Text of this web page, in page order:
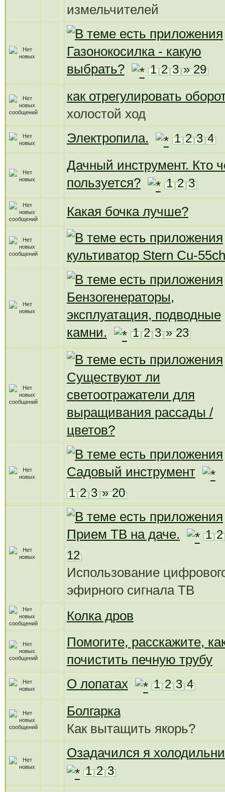
измельчителей
Газонокосилка - какую
выбрать?
1 2 3 » 29
как отрегулировать
холостой ход
Электропила.
1 2 3 4
Дачный инструмент. Кто
пользуется?
1 2 3
Какая бочка лучше?
культиватор Stern Cu-55ch
Бензогенераторы,
эксплуатация, подводные
камни.
1 2 3 » 23
Существуют ли
светоотражатели для
выращивания рассады /
цветов?
Садовый инструмент
1 2 3 » 20
Прием ТВ на даче. 1 2
12
Использование
эфирного сигнала ТВ
Колка дров
Помогите, расскажите,
почистить печную трубу
О лопатах
1 2 3 4
Болгарка
Как вытащить якорь?
Озадачился я
1 2 3